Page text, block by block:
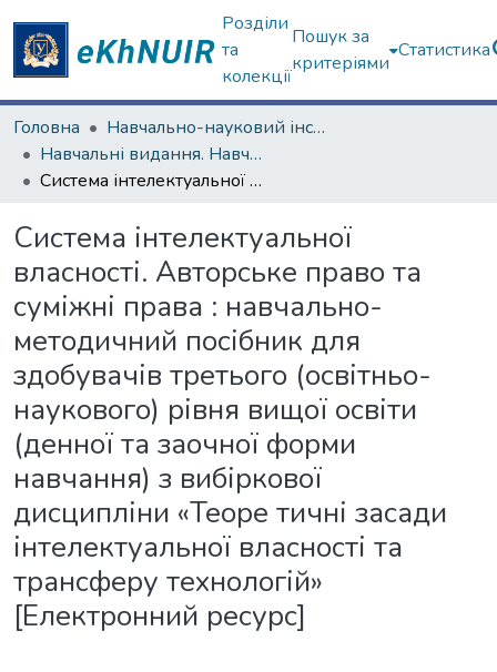
Розділи
та
колекції
Пошук за
критеріями
Статистика
Головна
Навчально-науковий інститут «Українська інженерно-педагогічна академія»
Навчальні видання. Навчально-науковий інститут «Українська інженерно-педагогічна академія»
Система інтелектуальної власності. Авторське право та суміжні права : навчально-методичний посібник для здобувачів третього (освітньо-наукового) рівня вищої освіти (денної та заочної форми навчання) з вибіркової дисципліни «Теоре тичні засади інтелектуальної власності та трансферу технологій» [Електронний ресурс]
Система інтелектуальної
власності. Авторське право та
суміжні права : навчально-
методичний посібник для
здобувачів третього (освітньо-
наукового) рівня вищої освіти
(денної та заочної форми
навчання) з вибіркової
дисципліни «Теоре тичні засади
інтелектуальної власності та
трансферу технологій»
[Електронний ресурс]